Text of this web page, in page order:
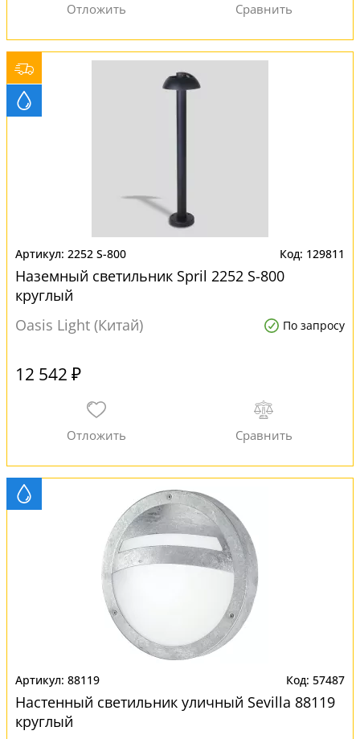
2252 S-800 129811
Наземный светильник Spril 2252 S-800
круглый
Oasis Light (Китай)
По запросу
12 542 ₽
88119 57487
Настенный светильник уличный Sevilla 88119
круглый